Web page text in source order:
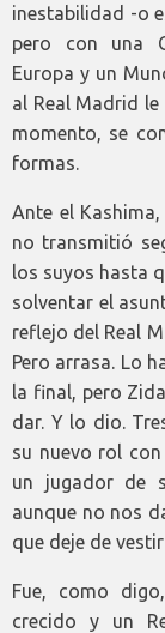
inestabilidad -o
pero con una
Europa y un
al Real Madrid
momento, se
formas.
Ante el
no transmitió
los suyos hasta
solventar el
reflejo del Real
Pero arrasa. Lo
la final, pero
dar. Y lo dio.
su nuevo rol
un jugador de
aunque no nos
que deje de
Fue, como
crecido y un